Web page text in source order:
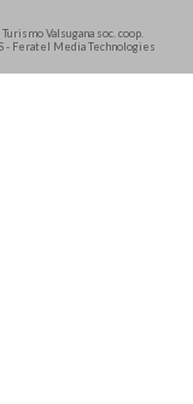
Valsugana soc. coop.
- Feratel Media Technologies